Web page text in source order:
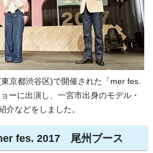
京都渋谷区)で開催された「mer fes.
ーに出演し、一宮市出身のモデル・
介などをしました。
fes. 2017 尾州ブース